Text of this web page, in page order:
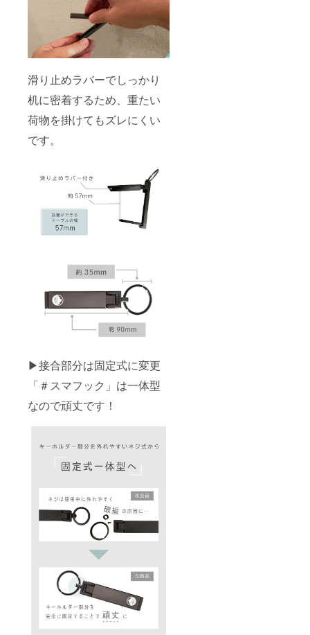
滑り止めラバーでしっかり
机に密着するため、重たい
荷物を掛けてもズレにくい
です。
▶︎接合部分は固定式に変更
「＃スマフック」は一体型
なので頑丈です！